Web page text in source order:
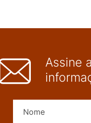
Assine